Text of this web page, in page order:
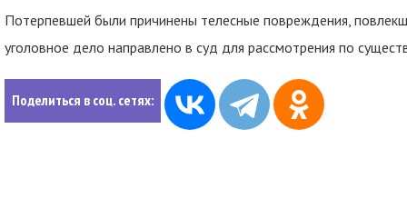
Потерпевшей были причинены телесные повреждения,
уголовное дело направлено в суд для рассмотрения по
Поделиться в соц. сетях: